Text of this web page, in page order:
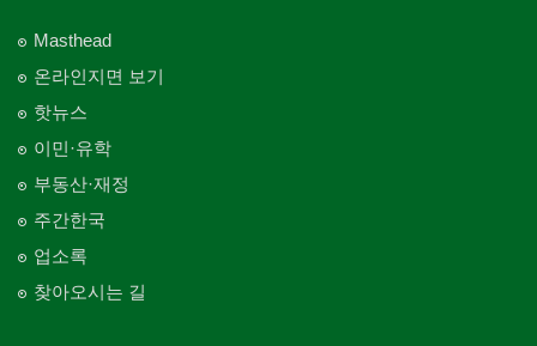
Masthead
온라인지면 보기
핫뉴스
이민·유학
부동산·재정
주간한국
업소록
찾아오시는 길